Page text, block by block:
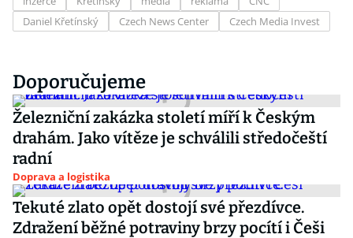
Daniel Křetínský
Czech News Center Czech Media Invest
Doporučujeme
Železniční zakázka století míří k Českým
drahám. Jako vítěze je schválili středočeští
radní
Doprava a logistika
Tekuté zlato opět dostojí své přezdívce.
Zdražení běžné potraviny brzy pocítí i Češi